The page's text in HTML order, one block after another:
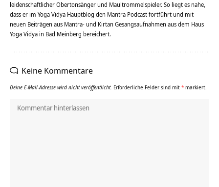
leidenschaftlicher Obertonsänger und Maultrommelspieler. So liegt es nahe,
dass er im Yoga Vidya Hauptblog den Mantra Podcast fortführt und mit
neuen Beiträgen aus Mantra- und Kirtan Gesangsaufnahmen aus dem Haus
Yoga Vidya in Bad Meinberg bereichert.
Keine Kommentare
Deine E-Mail-Adresse wird nicht veröffentlicht. Erforderliche Felder sind mit * markiert.